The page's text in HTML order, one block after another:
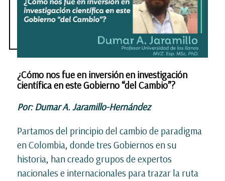
¿Cómo nos fue en inversión en investigación
científica en este Gobierno “del Cambio”?
Por: Dumar A. Jaramillo-Hernández
Partamos del principio del cambio de paradigma
en Colombia, donde tres Gobiernos en su
historia, han creado grupos de expertos
nacionales e internacionales para trazar la ruta